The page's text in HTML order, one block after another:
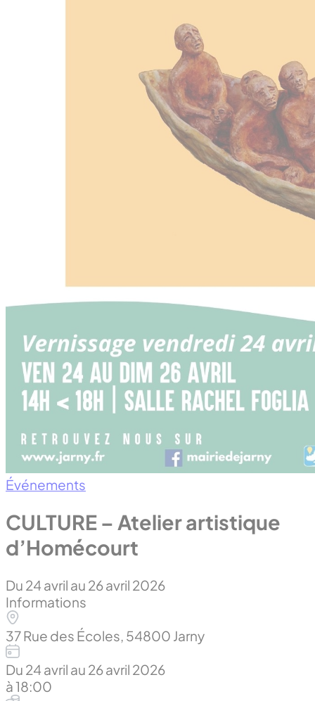
Événements
CULTURE – Atelier artistique
d’Homécourt
Du 24 avril au 26 avril 2026
Informations
37 Rue des Écoles, 54800 Jarny
Du 24 avril au 26 avril 2026
à 18:00